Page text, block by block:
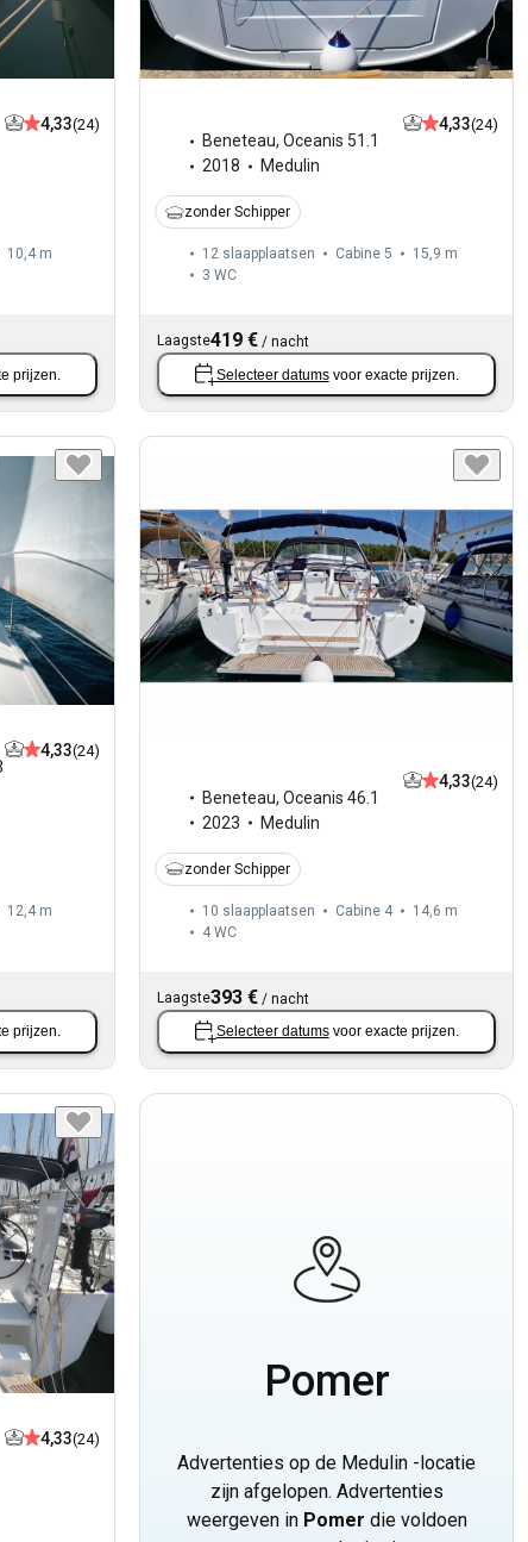
4,33(24)
10,4 m
prijzen.
Beneteau,Oceanis 51.1
2018
Medulin
4,33(24)
zonder Schipper
12 slaapplaatsen Cabine 5
15,9 m
3 WC
Laagste419 € /nacht
Selecteer datums voor exacte prijzen.
4,33(24)
12,4 m
prijzen.
Beneteau,Oceanis 46.1
2023
Medulin
4,33(24)
zonder Schipper
10 slaapplaatsen Cabine 4
14,6 m
4 WC
Laagste393 € /nacht
Selecteer datums voor exacte prijzen.
4,33(24)
Pomer
Advertenties op de Medulin -locatie
zijn afgelopen. Advertenties
weergeven in Pomer die voldoen